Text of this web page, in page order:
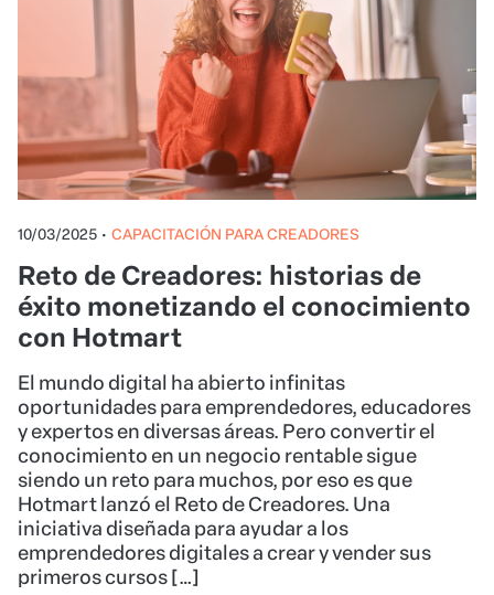
10/03/2025 • CAPACITACIÓN PARA CREADORES
Reto de Creadores: historias de
éxito monetizando el conocimiento
con Hotmart
El mundo digital ha abierto infinitas
oportunidades para emprendedores, educadores
y expertos en diversas áreas. Pero convertir el
conocimiento en un negocio rentable sigue
siendo un reto para muchos, por eso es que
Hotmart lanzó el Reto de Creadores. Una
iniciativa diseñada para ayudar a los
emprendedores digitales a crear y vender sus
primeros cursos […]